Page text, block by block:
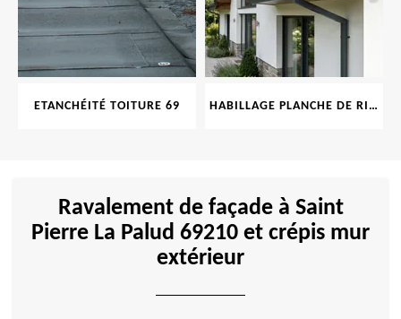
ETANCHÉITÉ TOITURE 69 HABILLAGE PLANCHE DE RIVE 69
Ravalement de façade à Saint
Pierre La Palud 69210 et crépis mur
extérieur